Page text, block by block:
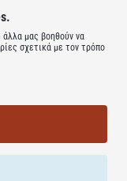
απόσταξης από
starflower
(GLA) και 125mg
(200mg ελαϊκού
ημερησίως.Μην
άλλα μας βοηθούν να
σχετικά με τον τρόπο